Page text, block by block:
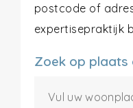
postcode of
expertisepraktijk
Zoek op